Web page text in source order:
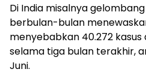
Di India misalnya
berbulan-bulan
menyebabkan 40.272
selama tiga bulan terakhir,
Juni.